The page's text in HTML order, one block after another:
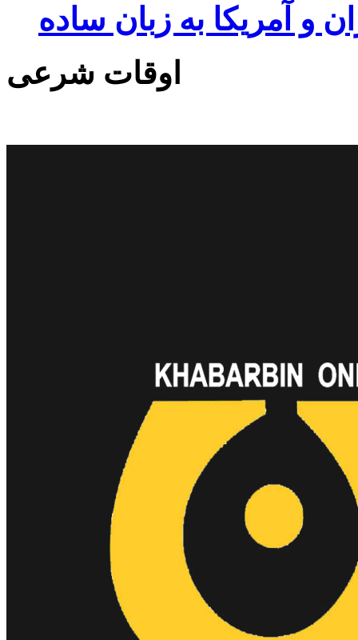
و آمریکا به زبان ساده
اوقات شرعی